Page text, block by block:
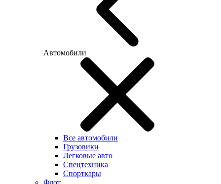
Автомобили
Все автомобили
Грузовики
Легковые авто
Спецтехника
Спорткары
Флот